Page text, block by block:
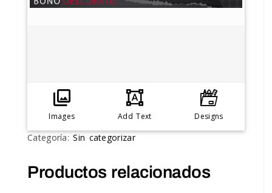
Images Add Text Designs
Categoría:Sin categorizar
Productos relacionados